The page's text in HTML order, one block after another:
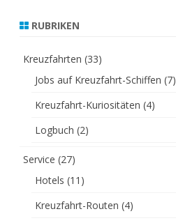
RUBRIKEN
Kreuzfahrten (33)
Jobs auf Kreuzfahrt-Schiffen (7)
Kreuzfahrt-Kuriositäten (4)
Logbuch (2)
Service (27)
Hotels (11)
Kreuzfahrt-Routen (4)